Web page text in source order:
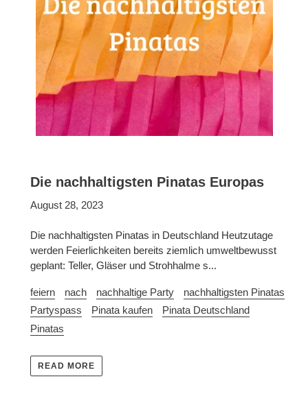
Die nachhaltigsten Pinatas Europas
August 28, 2023
Die nachhaltigsten Pinatas in Deutschland Heutzutage
werden Feierlichkeiten bereits ziemlich umweltbewusst
geplant: Teller, Gläser und Strohhalme s...
feiern nach nachhaltige Party
nachhaltigsten Pinatas
Partyspass
Pinata kaufen
Pinata Deutschland
Pinatas
READ MORE